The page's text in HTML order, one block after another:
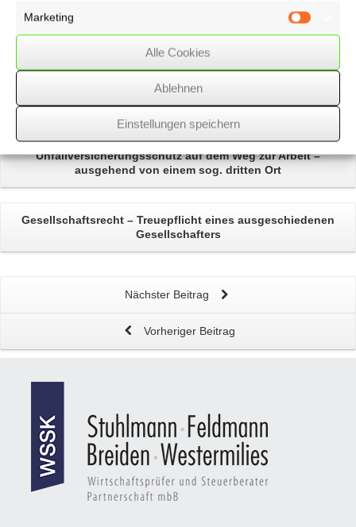
Marketing
Alle Cookies
Ablehnen
Einstellungen speichern
wssk-admin
Related
Fälligkeitstermine – Oktober 2020
Unfallversicherungsschutzauf dem Weg zur Arbeit –
ausgehend von einem sog. dritten Ort
Gesellschaftsrecht – Treuepflicht eines ausgeschiedenen
Gesellschafters
Nächster Beitrag
Vorheriger Beitrag